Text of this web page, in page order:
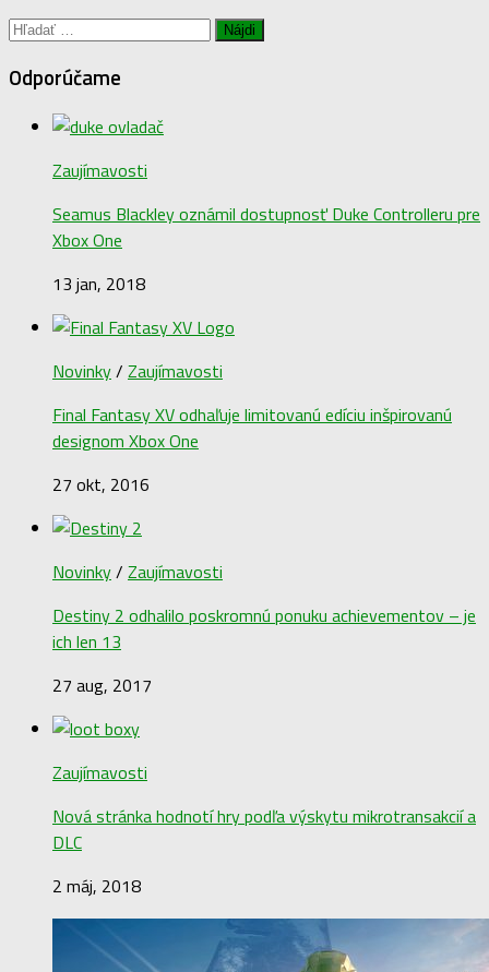
Hľadať:
Odporúčame
Zaujímavosti
Seamus Blackley oznámil dostupnosť Duke Controlleru pre
Xbox One
13 jan, 2018
Novinky/ Zaujímavosti
Final Fantasy XV odhaľuje limitovanú edíciu inšpirovanú
designom Xbox One
27 okt, 2016
Novinky/ Zaujímavosti
Destiny 2 odhalilo poskromnú ponuku achievementov – je
ich len 13
27 aug, 2017
Zaujímavosti
Nová stránka hodnotí hry podľa výskytu mikrotransakcií a
DLC
2 máj, 2018